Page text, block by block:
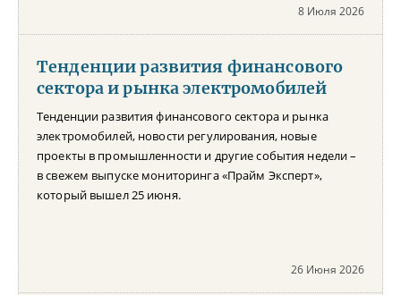
8 Июля 2026
Тенденции развития финансового
сектора и рынка электромобилей
Тенденции развития финансового сектора и рынка
электромобилей, новости регулирования, новые
проекты в промышленности и другие события недели –
в свежем выпуске мониторинга «Прайм Эксперт»,
который вышел 25 июня.
26 Июня 2026